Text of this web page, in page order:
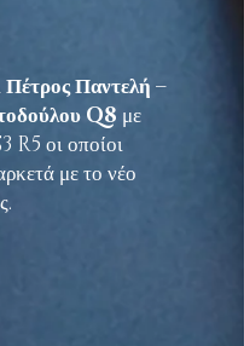
Πέτρος Παντελή –
Q8 με
οι οποίοι
με το νέο